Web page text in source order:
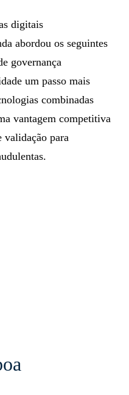
digitais
abordou os seguintes
governança
um passo mais
combinadas
vantagem competitiva
validação para